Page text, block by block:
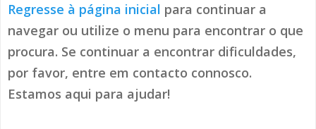
Regresse à página inicial para continuar a
navegar ou utilize o menu para encontrar o que
procura. Se continuar a encontrar dificuldades,
por favor, entre em contacto connosco.
Estamos aqui para ajudar!